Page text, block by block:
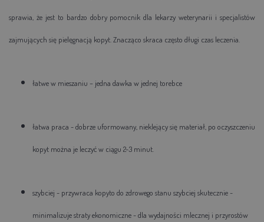
sprawia, że jest to bardzo dobry pomocnik dla lekarzy weterynarii i specjalistów
zajmujących się pielęgnacją kopyt. Znacząco skraca często długi czas leczenia.
łatwe w mieszaniu – jedna dawka w jednej torebce
łatwa praca - dobrze uformowany, nieklejący się materiał, po oczyszczeniu
kopyt można je leczyć w ciągu 2-3 minut.
szybciej - przywraca kopyto do zdrowego stanu szybciej skutecznie -
minimalizuje straty ekonomiczne - dla wydajności mlecznej i przyrostów